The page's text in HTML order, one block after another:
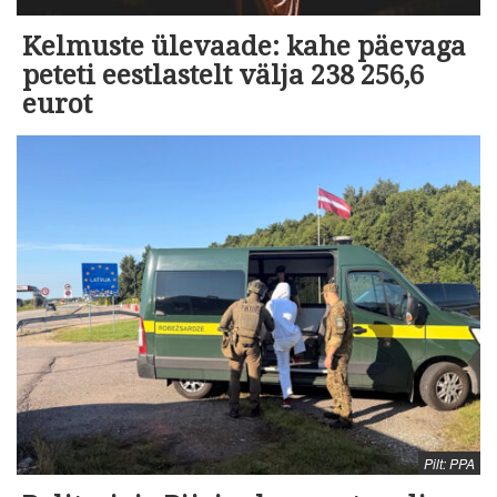
Kelmuste ülevaade: kahe päevaga
peteti eestlastelt välja 238 256,6
eurot
Pilt: PPA